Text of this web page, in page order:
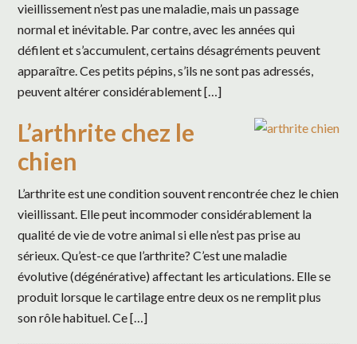
vieillissement n’est pas une maladie, mais un passage
normal et inévitable. Par contre, avec les années qui
défilent et s’accumulent, certains désagréments peuvent
apparaître. Ces petits pépins, s’ils ne sont pas adressés,
peuvent altérer considérablement […]
L’arthrite chez le
chien
L’arthrite est une condition souvent rencontrée chez le chien
vieillissant. Elle peut incommoder considérablement la
qualité de vie de votre animal si elle n’est pas prise au
sérieux. Qu’est-ce que l’arthrite? C’est une maladie
évolutive (dégénérative) affectant les articulations. Elle se
produit lorsque le cartilage entre deux os ne remplit plus
son rôle habituel. Ce […]